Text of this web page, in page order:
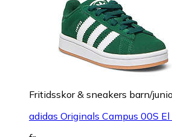
Fritidsskor & sneakers barn/
adidas Originals Campus 00S El